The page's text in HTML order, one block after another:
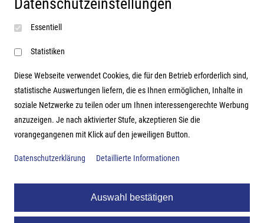
Impressum
AGB
Datenschutzerklärung
Adresse
Hutter Trade GmbH + Co KG
Bgm.-Landmann-Platz 1-5
Datenschutzeinstellungen
Essentiell
Statistiken
Diese Webseite verwendet Cookies, die für den Betrieb erforderlich sind,
statistische Auswertungen liefern, die es Ihnen ermöglichen, Inhalte in
soziale Netzwerke zu teilen oder um Ihnen interessengerechte Werbung
anzuzeigen. Je nach aktivierter Stufe, akzeptieren Sie die
vorangegangenen mit Klick auf den jeweiligen Button.
Datenschutzerklärung Detaillierte Informationen
Auswahl bestätigen